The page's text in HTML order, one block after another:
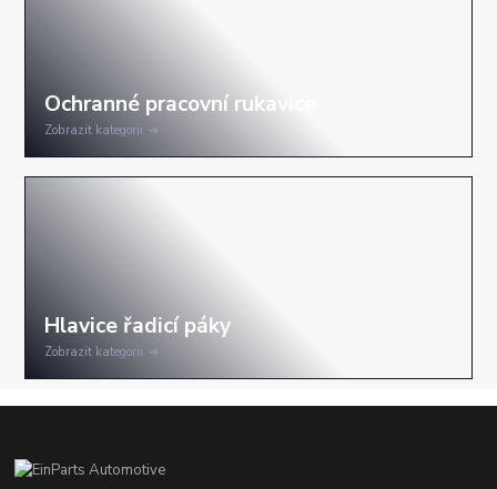
Zobrazit kategorii
Zobrazit kategorii